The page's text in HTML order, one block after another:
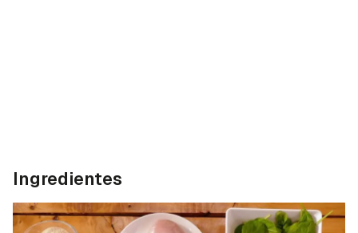
Ingredientes